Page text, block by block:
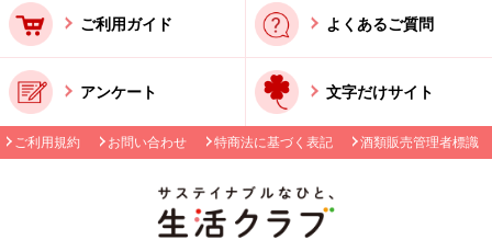
ご利用ガイド よくあるご質問
アンケート 文字だけサイト
ご利用規約 お問い合わせ 特商法に基づく表記 酒類販売管理者標識